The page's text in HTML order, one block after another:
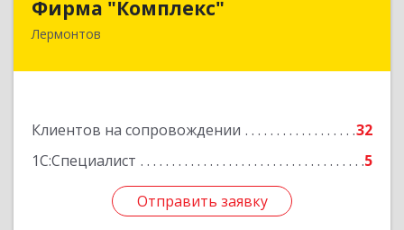
Фирма "Комплекс"
Лермонтов
Клиентов на сопровождении
32
1С:Специалист
5
Отправить заявку
357348, Ставропольский край, Лермонтов г,
Отправить заявку